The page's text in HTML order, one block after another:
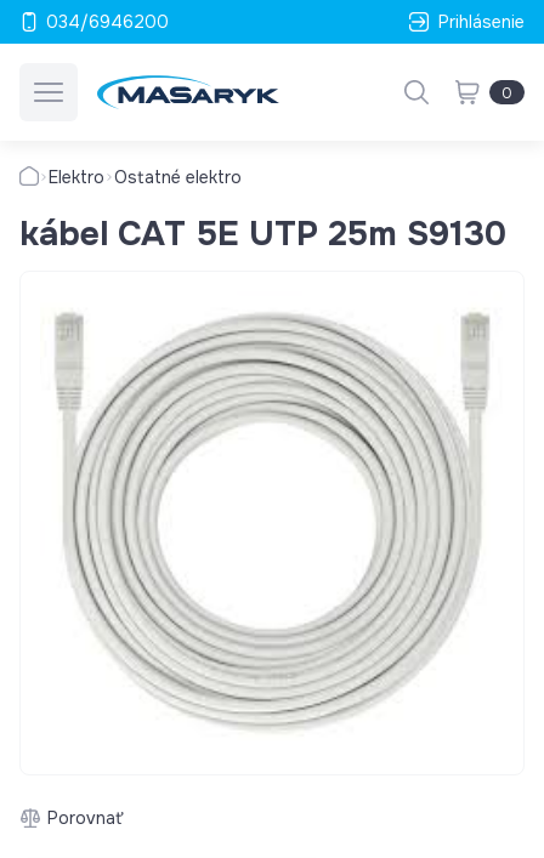
034/6946200 Prihlásenie
0
Elektro Ostatné elektro
kábel CAT 5E UTP 25m S9130
Porovnať